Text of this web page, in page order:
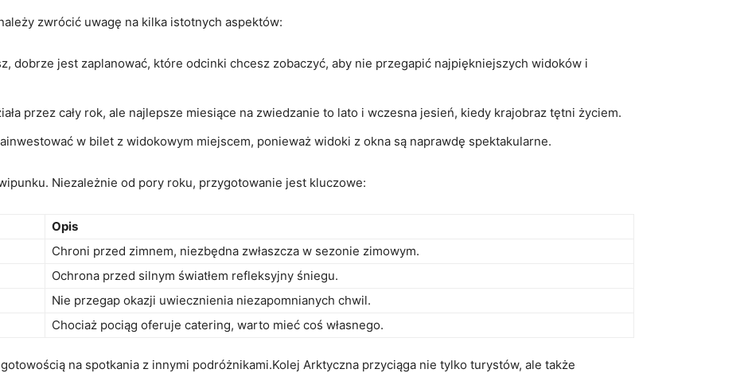
⁤zwrócić uwagę na kilka istotnych ⁤aspektów:
dobrze jest zaplanować, które ​odcinki chcesz zobaczyć, ‍aby nie przegapić‍ najpiękniejszych widoków i
⁤przez cały rok, ale najlepsze⁢ miesiące na zwiedzanie to lato i ‌wczesna jesień, ​kiedy krajobraz tętni życiem.
w ‌bilet z widokowym‌ miejscem, ponieważ widoki z okna ​są naprawdę spektakularne.
Niezależnie od pory roku, przygotowanie jest‌ kluczowe:
Opis
Chroni przed ‌zimnem, niezbędna zwłaszcza ‍w sezonie zimowym.
Ochrona przed silnym światłem refleksyjny śniegu.
Nie przegap okazji uwiecznienia ‌niezapomnianych chwil.
Chociaż pociąg oferuje catering, warto mieć coś własnego.
na spotkania z innymi podróżnikami.Kolej Arktyczna przyciąga nie tylko turystów, ⁣ale także